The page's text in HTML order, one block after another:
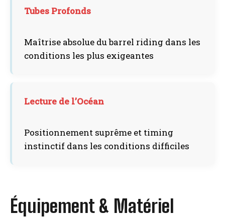
Tubes Profonds
Maîtrise absolue du barrel riding dans les
conditions les plus exigeantes
Lecture de l’Océan
Positionnement suprême et timing
instinctif dans les conditions difficiles
Équipement & Matériel